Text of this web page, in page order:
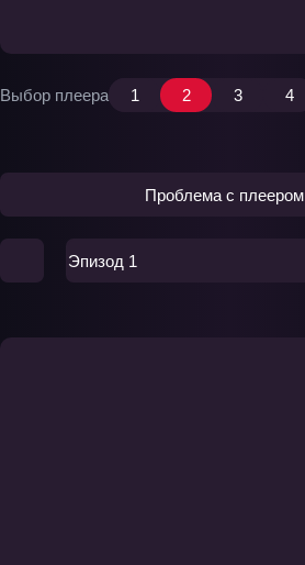
Выбор плеера 1 2 3 4
Проблема с плеером
Эпизод 1